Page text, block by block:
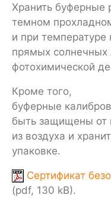
Хранить буферные
темном
и при
прямых солнечных
фотохимической
Кроме того,
буферные
быть защищены от
из воздуха и
упаковке.
Сертификат
(pdf, 130 kB).